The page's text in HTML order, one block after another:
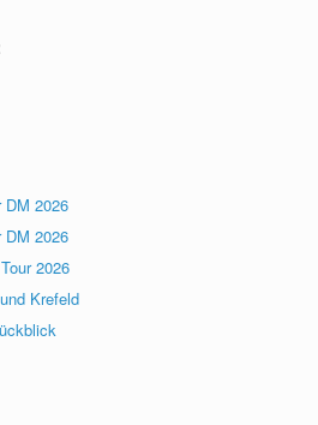
2026
2026
2026
Krefeld